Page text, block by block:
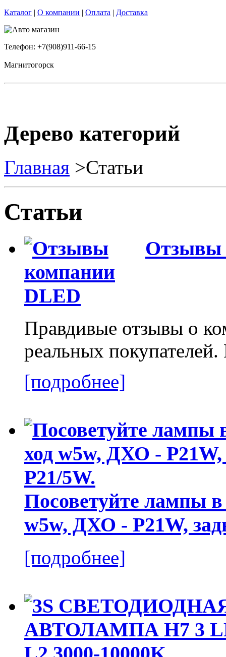
Каталог | О компании | Оплата | Доставка
Телефон: +7(908)911-66-15
Магнитогорск
Дерево категорий
Главная >Статьи
Статьи
Отзывы
Правдивые отзывы о
реальных
[подробнее]
Посоветуйте лампы
w5w, ДХО - P21W,
[подробнее]